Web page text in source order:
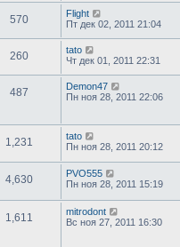
570
Flight
Пт дек 02, 2011 21:04
260
tato
Чт дек 01, 2011 22:31
487
Demon47
Пн ноя 28, 2011 22:06
1,231
tato
Пн ноя 28, 2011 20:12
4,630
PVO555
Пн ноя 28, 2011 15:19
1,611
mitrodont
Вс ноя 27, 2011 16:30